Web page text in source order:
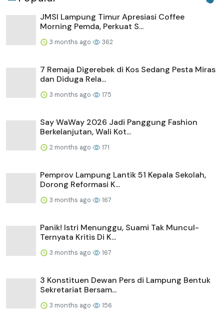
JMSI Lampung Timur Apresiasi Coffee
Morning Pemda, Perkuat S...
3 months ago 362
7 Remaja Digerebek di Kos Sedang Pesta Miras
dan Diduga Rela...
3 months ago 175
Say WaWay 2026 Jadi Panggung Fashion
Berkelanjutan, Wali Kot...
2 months ago 171
Pemprov Lampung Lantik 51 Kepala Sekolah,
Dorong Reformasi K...
3 months ago 167
Panik! Istri Menunggu, Suami Tak Muncul-
Ternyata Kritis Di K...
3 months ago 167
3 Konstituen Dewan Pers di Lampung Bentuk
Sekretariat Bersam...
3 months ago 156